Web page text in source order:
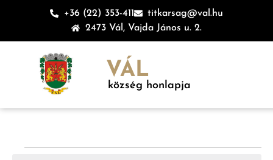
+36 (22) 353-411
titkarsag@val.hu
2473 Vál, Vajda János u. 2.
VÁL
község honlapja